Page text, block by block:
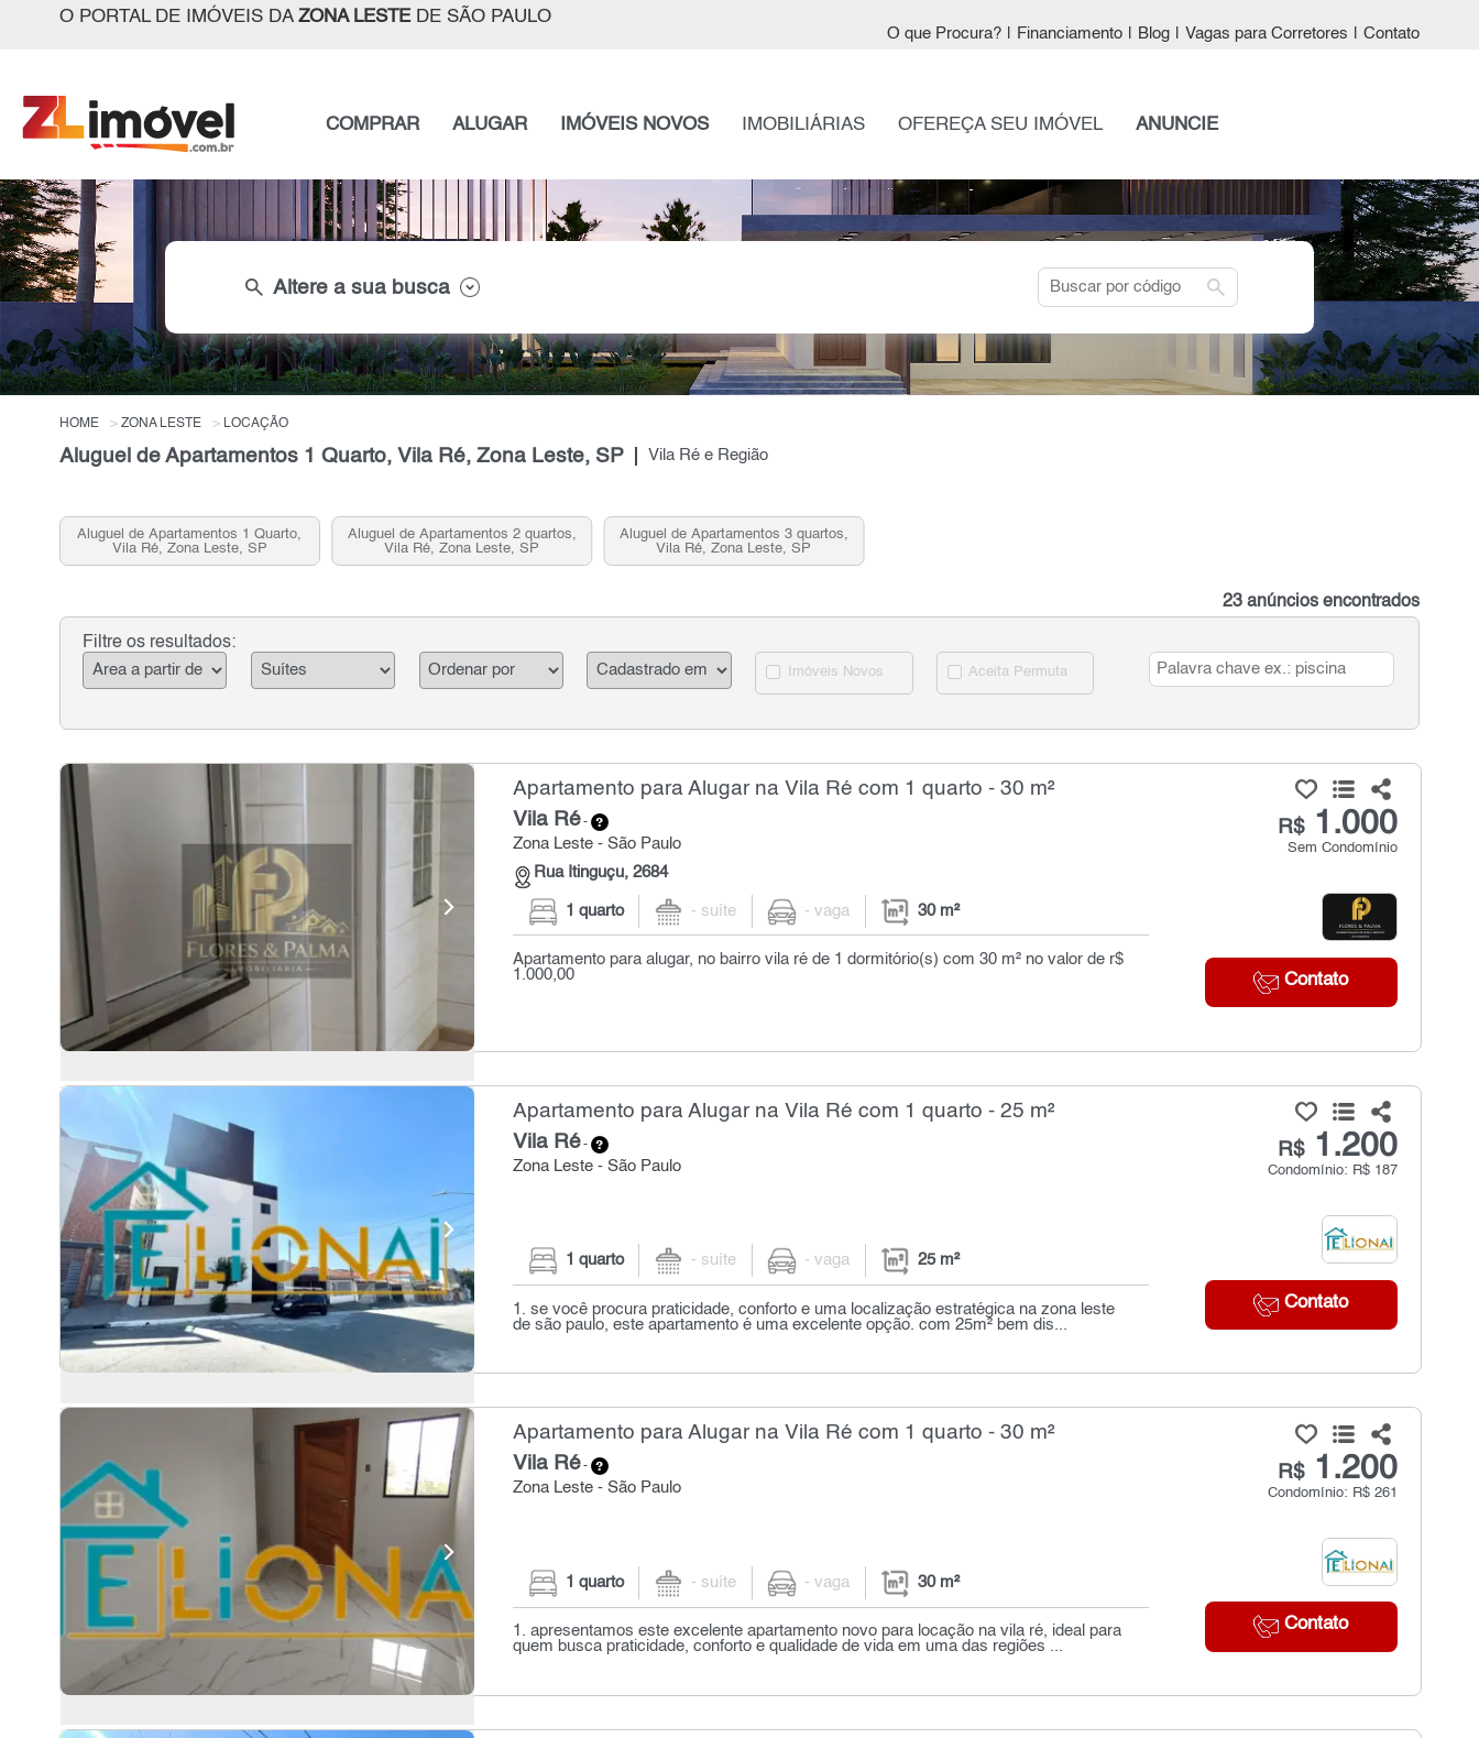
O PORTAL DE IMÓVEIS DA ZONA LESTEDE SÃO PAULO
O que Procura? Financiamento Blog Vagas para Corretores Contato
COMPRAR ALUGAR IMÓVEIS NOVOS IMOBILIÁRIAS OFEREÇA SEU IMÓVEL ANUNCIE
search Altere a sua busca search
HOME ZONA LESTE LOCAÇÃO
Aluguel de Apartamentos 1 Quarto, Vila Ré, Zona Leste, SP Vila Ré e Região
Aluguel de Apartamentos 1 Quarto,
Vila Ré, Zona Leste, SP
Aluguel de Apartamentos 2 quartos,
Vila Ré, Zona Leste, SP
Aluguel de Apartamentos 3 quartos,
Vila Ré, Zona Leste, SP
23 anúncios encontrados
Filtre os resultados:
Imóveis Novos Aceita Permuta
Apartamento para Alugar na Vila Ré com 1 quarto - 30 m²
Vila Ré-
Zona Leste - São Paulo
Rua Itinguçu, 2684
R$1.000
Sem Condomínio
Contato
1 quarto - suíte - vaga 30 m²
Apartamento para alugar, no bairro vila ré de 1 dormitório(s) com 30 m² no valor de r$
1.000,00
Apartamento para Alugar na Vila Ré com 1 quarto - 25 m²
Vila Ré-
Zona Leste - São Paulo
R$1.200
Condomínio: R$ 187
Contato
1 quarto - suíte - vaga 25 m²
1. se você procura praticidade, conforto e uma localização estratégica na zona leste
de são paulo, este apartamento é uma excelente opção. com 25m² bem dis...
Apartamento para Alugar na Vila Ré com 1 quarto - 30 m²
Vila Ré-
Zona Leste - São Paulo
R$1.200
Condomínio: R$ 261
Contato
1 quarto - suíte - vaga 30 m²
1. apresentamos este excelente apartamento novo para locação na vila ré, ideal para
quem busca praticidade, conforto e qualidade de vida em uma das regiões ...